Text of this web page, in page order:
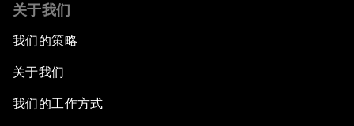
关于我们
我们的策略
关于我们
我们的工作方式